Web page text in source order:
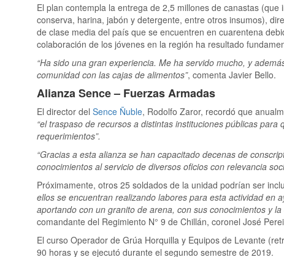
El plan contempla la entrega de 2,5 millones de canastas
conserva, harina, jabón y detergente, entre otros insumos),
de clase media del país que se encuentren en cuarentena
colaboración de los jóvenes en la región ha resultado
“Ha sido una gran experiencia. Me ha servido mucho, y
comunidad con las cajas de alimentos”, comenta Javier Bello.
Alianza Sence – Fuerzas Armadas
El director del Sence Ñuble, Rodolfo Zaror, recordó que
“el traspaso de recursos a distintas instituciones públicas
requerimientos”.
“Gracias a esta alianza se han capacitado decenas de
conocimientos al servicio de diversos oficios con relevancia
Próximamente, otros 25 soldados de la unidad podrían ser
ellos se encuentran realizando labores para esta actividad en
aportando con un granito de arena, con sus conocimientos y
comandante del Regimiento N° 9 de Chillán, coronel José
El curso Operador de Grúa Horquilla y Equipos de Levante
90 horas y se ejecutó durante el segundo semestre de 2019.